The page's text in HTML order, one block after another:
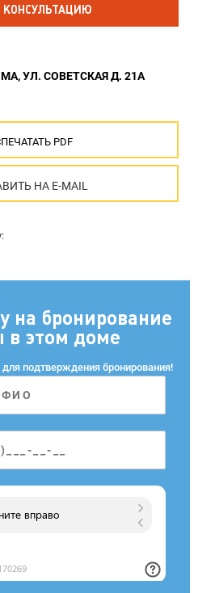
КОНСУЛЬТАЦИЮ
УЛ. СОВЕТСКАЯ Д. 21А
PDF
НА E-MAIL
на бронирование
в этом доме
подтверждения бронирования!